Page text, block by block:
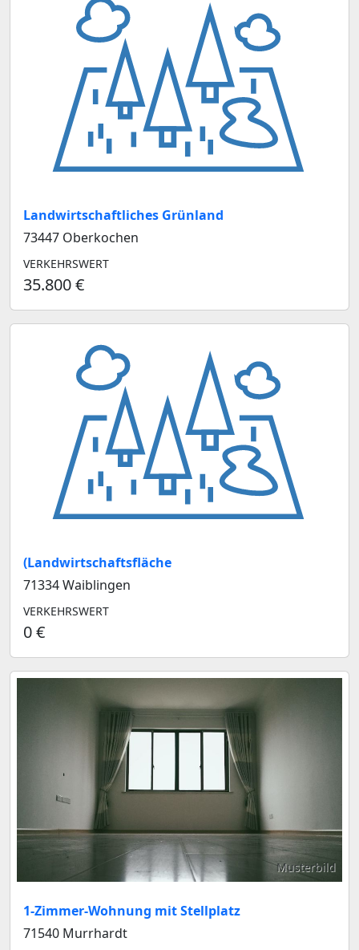
Landwirtschaftliches Grünland
73447 Oberkochen
VERKEHRSWERT
35.800 €
(Landwirtschaftsfläche
71334 Waiblingen
VERKEHRSWERT
0 €
Musterbild
1-Zimmer-Wohnung mit Stellplatz
71540 Murrhardt